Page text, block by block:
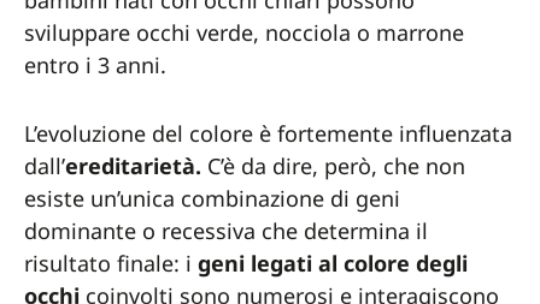
sviluppare occhi verde, nocciola o marrone
entro i 3 anni.
L’evoluzione del colore è fortemente influenzata
dall’ereditarietà. C’è da dire, però, che non
esiste un’unica combinazione di geni
dominante o recessiva che determina il
risultato finale: i geni legati al colore degli
occhi coinvolti sono numerosi e interagiscono